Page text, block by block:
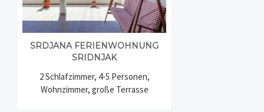
SRDJANA FERIENWOHNUNG
SRIDNJAK
2 Schlafzimmer, 4-5 Personen,
Wohnzimmer, große Terrasse